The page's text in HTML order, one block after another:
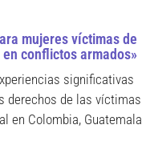
mujeres víctimas de
conflictos armados»
significativas
derechos de las víctimas
en Colombia, Guatemala